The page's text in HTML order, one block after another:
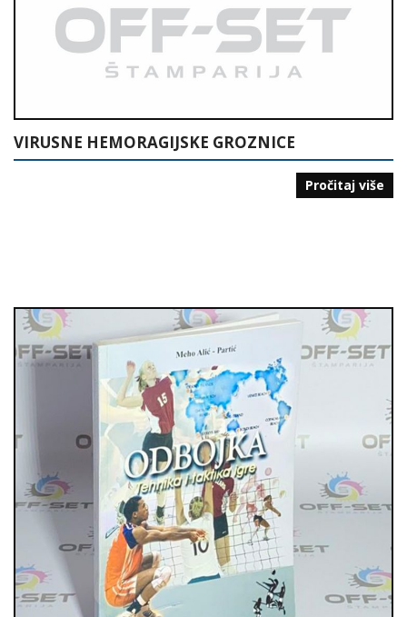
VIRUSNE HEMORAGIJSKE GROZNICE
Pročitaj više